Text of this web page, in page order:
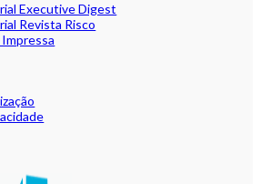
Executive Digest
Revista Risco